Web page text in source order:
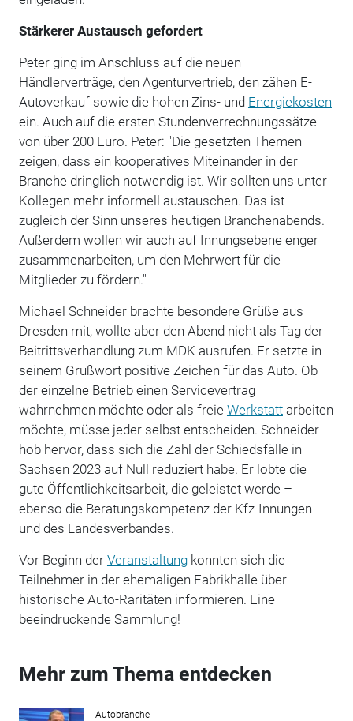
Stärkerer Austausch gefordert
Peter ging im Anschluss auf die neuen
Händlerverträge, den Agenturvertrieb, den zähen E-
Autoverkauf sowie die hohen Zins- und Energiekosten
ein. Auch auf die ersten Stundenverrechnungssätze
von über 200 Euro. Peter: "Die gesetzten Themen
zeigen, dass ein kooperatives Miteinander in der
Branche dringlich notwendig ist. Wir sollten uns unter
Kollegen mehr informell austauschen. Das ist
zugleich der Sinn unseres heutigen Branchenabends.
Außerdem wollen wir auch auf Innungsebene enger
zusammenarbeiten, um den Mehrwert für die
Mitglieder zu fördern."
Michael Schneider brachte besondere Grüße aus
Dresden mit, wollte aber den Abend nicht als Tag der
Beitrittsverhandlung zum MDK ausrufen. Er setzte in
seinem Grußwort positive Zeichen für das Auto. Ob
der einzelne Betrieb einen Servicevertrag
wahrnehmen möchte oder als freie Werkstattarbeiten
möchte, müsse jeder selbst entscheiden. Schneider
hob hervor, dass sich die Zahl der Schiedsfälle in
Sachsen 2023 auf Null reduziert habe. Er lobte die
gute Öffentlichkeitsarbeit, die geleistet werde –
ebenso die Beratungskompetenz der Kfz-Innungen
und des Landesverbandes.
Vor Beginn der Veranstaltungkonnten sich die
Teilnehmer in der ehemaligen Fabrikhalle über
historische Auto-Raritäten informieren. Eine
beeindruckende Sammlung!
Mehr zum Thema entdecken
Autobranche